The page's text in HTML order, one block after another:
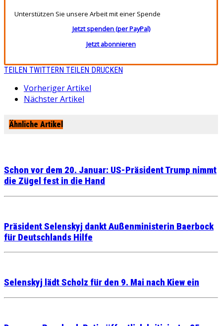
Unterstützen Sie unsere Arbeit mit einer Spende
Jetzt spenden (per PayPal)
Jetzt abonnieren
TEILEN TWITTERN TEILEN DRUCKEN
Vorheriger Artikel
Nächster Artikel
Ähnliche Artikel
Schon vor dem 20. Januar: US-Präsident Trump nimmt
die Zügel fest in die Hand
Präsident Selenskyj dankt Außenministerin Baerbock
für Deutschlands Hilfe
Selenskyj lädt Scholz für den 9. Mai nach Kiew ein